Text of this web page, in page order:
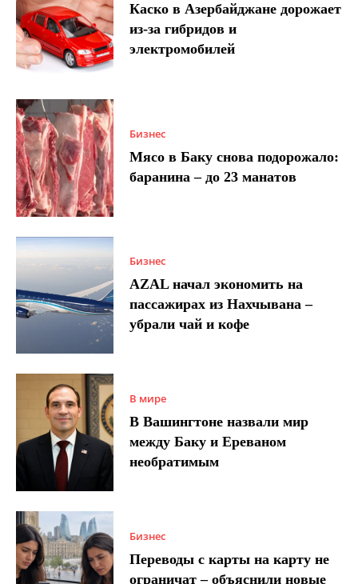
Каско в Азербайджане дорожает
из-за гибридов и
электромобилей
Бизнес
Мясо в Баку снова подорожало:
баранина – до 23 манатов
Бизнес
AZAL начал экономить на
пассажирах из Нахчывана –
убрали чай и кофе
В мире
В Вашингтоне назвали мир
между Баку и Ереваном
необратимым
Бизнес
Переводы с карты на карту не
ограничат – объяснили новые